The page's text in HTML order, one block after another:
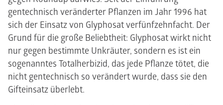
gentechnisch veränderter Pflanzen im Jahr 1996 hat
sich der Einsatz von Glyphosat verfünfzehnfacht. Der
Grund für die große Beliebtheit: Glyphosat wirkt nicht
nur gegen bestimmte Unkräuter, sondern es ist ein
sogenanntes Totalherbizid, das jede Pflanze tötet, die
nicht gentechnisch so verändert wurde, dass sie den
Gifteinsatz überlebt.